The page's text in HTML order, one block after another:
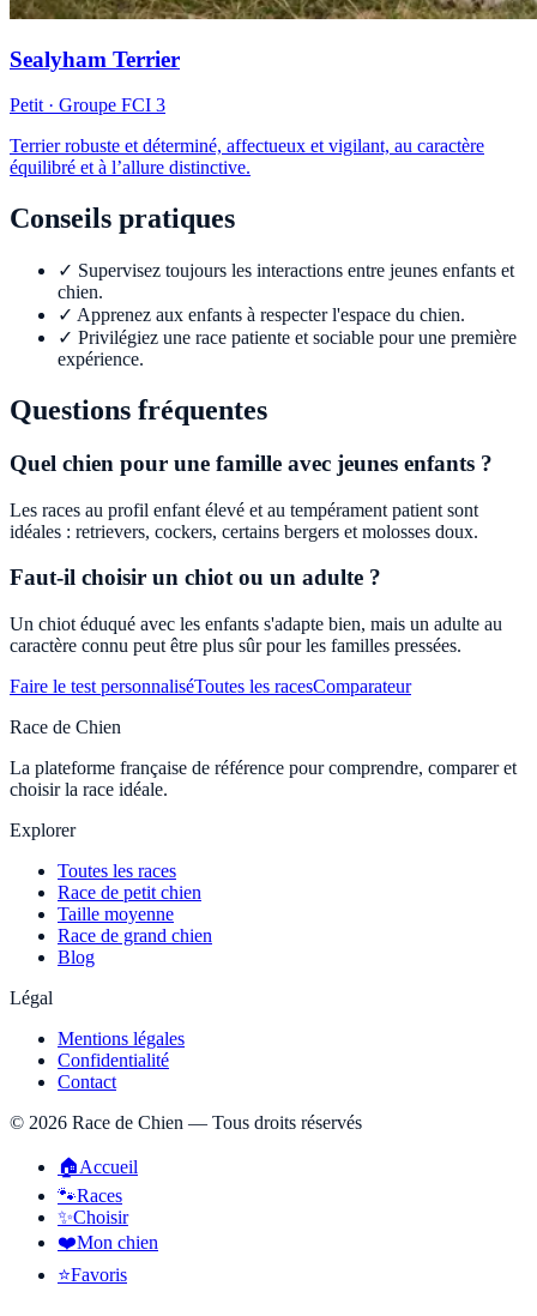
Sealyham Terrier
Petit · Groupe FCI 3
Terrier robuste et déterminé, affectueux et vigilant, au caractère
équilibré et à l’allure distinctive.
Conseils pratiques
✓ Supervisez toujours les interactions entre jeunes enfants et
chien.
✓ Apprenez aux enfants à respecter l'espace du chien.
✓ Privilégiez une race patiente et sociable pour une première
expérience.
Questions fréquentes
Quel chien pour une famille avec jeunes enfants ?
Les races au profil enfant élevé et au tempérament patient sont
idéales : retrievers, cockers, certains bergers et molosses doux.
Faut-il choisir un chiot ou un adulte ?
Un chiot éduqué avec les enfants s'adapte bien, mais un adulte au
caractère connu peut être plus sûr pour les familles pressées.
Faire le test personnaliséToutes les racesComparateur
Race de Chien
La plateforme française de référence pour comprendre, comparer et
choisir la race idéale.
Explorer
Toutes les races
Race de petit chien
Taille moyenne
Race de grand chien
Blog
Légal
Mentions légales
Confidentialité
Contact
© 2026 Race de Chien — Tous droits réservés
🏠Accueil
🐾Races
✨Choisir
❤️Mon chien
⭐Favoris